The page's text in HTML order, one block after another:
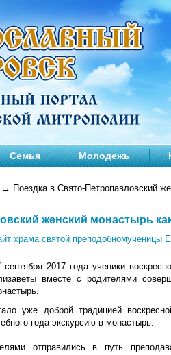
Семья Молодежь
→ Поездка в Свято-Петропавловский
женский монастырь
храма святой преподобномученицы
сентября 2017 года ученики
вместе с родителями
уже доброй традицией
года экскурсию в монастырь.
отправились в путь